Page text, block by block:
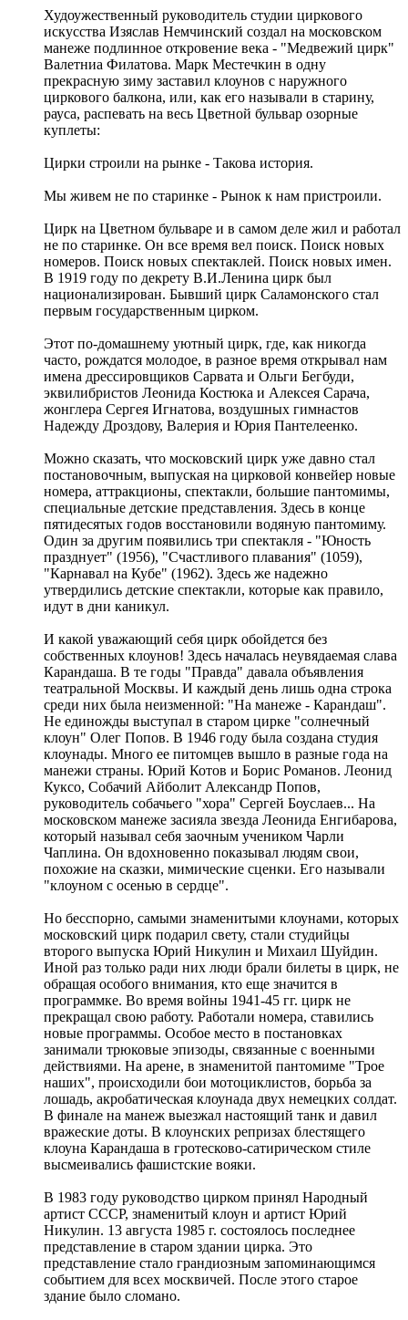
Худоужественный руководитель студии циркового
искусства Изяслав Немчинский создал на московском
манеже подлинное откровение века - "Медвежий цирк"
Валетниа Филатова. Марк Местечкин в одну
прекрасную зиму заставил клоунов с наружного
циркового балкона, или, как его называли в старину,
рауса, распевать на весь Цветной бульвар озорные
куплеты:
Цирки строили на рынке - Такова история.
Мы живем не по старинке - Рынок к нам пристроили.
Цирк на Цветном бульваре и в самом деле жил и работал
не по старинке. Он все время вел поиск. Поиск новых
номеров. Поиск новых спектаклей. Поиск новых имен.
В 1919 году по декрету В.И.Ленина цирк был
национализирован. Бывший цирк Саламонского стал
первым государственным цирком.
Этот по-домашнему уютный цирк, где, как никогда
часто, рождатся молодое, в разное время открывал нам
имена дрессировщиков Сарвата и Ольги Бегбуди,
эквилибристов Леонида Костюка и Алексея Сарача,
жонглера Сергея Игнатова, воздушных гимнастов
Надежду Дроздову, Валерия и Юрия Пантелеенко.
Можно сказать, что московский цирк уже давно стал
постановочным, выпуская на цирковой конвейер новые
номера, аттракционы, спектакли, большие пантомимы,
специальные детские представления. Здесь в конце
пятидесятых годов восстановили водяную пантомиму.
Один за другим появились три спектакля - "Юность
празднует" (1956), "Счастливого плавания" (1059),
"Карнавал на Кубе" (1962). Здесь же надежно
утвердились детские спектакли, которые как правило,
идут в дни каникул.
И какой уважающий себя цирк обойдется без
собственных клоунов! Здесь началась неувядаемая слава
Карандаша. В те годы "Правда" давала объявления
театральной Москвы. И каждый день лишь одна строка
среди них была неизменной: "На манеже - Карандаш".
Не единожды выступал в старом цирке "солнечный
клоун" Олег Попов. В 1946 году была создана студия
клоунады. Много ее питомцев вышло в разные года на
манежи страны. Юрий Котов и Борис Романов. Леонид
Куксо, Собачий Айболит Александр Попов,
руководитель собачьего "хора" Сергей Боуслаев... На
московском манеже засияла звезда Леонида Енгибарова,
который называл себя заочным учеником Чарли
Чаплина. Он вдохновенно показывал людям свои,
похожие на сказки, мимические сценки. Его называли
"клоуном с осенью в сердце".
Но бесспорно, самыми знаменитыми клоунами, которых
московский цирк подарил свету, стали студийцы
второго выпуска Юрий Никулин и Михаил Шуйдин.
Иной раз только ради них люди брали билеты в цирк, не
обращая особого внимания, кто еще значится в
программке. Во время войны 1941-45 гг. цирк не
прекращал свою работу. Работали номера, ставились
новые программы. Особое место в постановках
занимали трюковые эпизоды, связанные с военными
действиями. На арене, в знаменитой пантомиме "Трое
наших", происходили бои мотоциклистов, борьба за
лошадь, акробатическая клоунада двух немецких солдат.
В финале на манеж выезжал настоящий танк и давил
вражеские доты. В клоунских репризах блестящего
клоуна Карандаша в гротесково-сатирическом стиле
высмеивались фашистские вояки.
В 1983 году руководство цирком принял Народный
артист СССР, знаменитый клоун и артист Юрий
Никулин. 13 августа 1985 г. состоялось последнее
представление в старом здании цирка. Это
представление стало грандиозным запоминающимся
событием для всех москвичей. После этого старое
здание было сломано.